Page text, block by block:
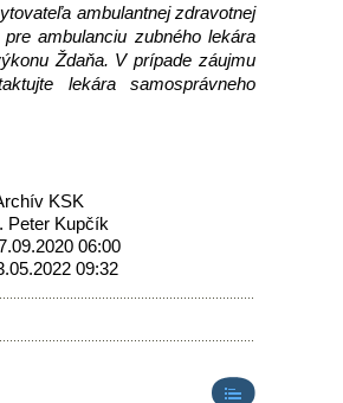
ambulantnej zdravotnej
ambulanciu zubného lekára
Ždaňa. V prípade záujmu
lekára samosprávneho
KSK
Peter Kupčík
06:00
09:32